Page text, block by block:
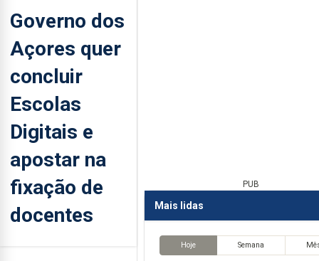
Governo dos
Açores quer
concluir
Escolas
Digitais e
apostar na
fixação de
docentes
PUB
Mais lidas
Hoje Semana